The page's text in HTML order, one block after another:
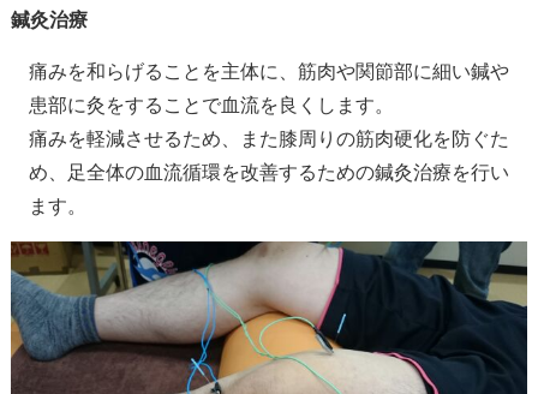
鍼灸治療
痛みを和らげることを主体に、筋肉や関節部に細い鍼や
患部に灸をすることで血流を良くします。
痛みを軽減させるため、また膝周りの筋肉硬化を防ぐた
め、足全体の血流循環を改善するための鍼灸治療を行い
ます。